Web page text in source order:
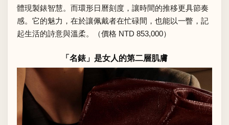
體現製錶智慧。而環形日曆刻度，讓時間的推移更具節奏
感。它的魅力，在於讓佩戴者在忙碌間，也能以一瞥，記
起生活的詩意與溫柔。（價格 NTD 853,000）
「名錶」是女人的第二層肌膚